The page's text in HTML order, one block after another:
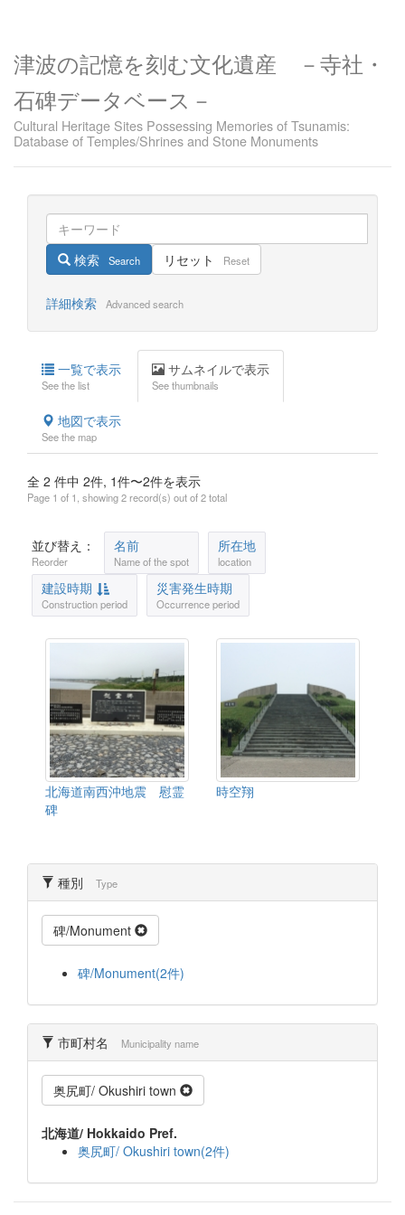
津波の記憶を刻む文化遺産 －寺社・
石碑データベース－
Cultural Heritage Sites Possessing Memories of Tsunamis:
Database of Temples/Shrines and Stone Monuments
検索 Search リセット Reset
詳細検索 Advanced search
一覧で表示
See the list
サムネイルで表示
See thumbnails
地図で表示
See the map
全 2 件中 2件, 1件〜2件を表示
Page 1 of 1, showing 2 record(s) out of 2 total
並び替え：
Reorder
名前
Name of the spot
所在地
location
建設時期
Construction period
災害発生時期
Occurrence period
北海道南西沖地震 慰霊
碑
時空翔
種別 Type
碑/Monument
碑/Monument(2件)
市町村名 Municipality name
奥尻町/ Okushiri town
北海道/ Hokkaido Pref.
奥尻町/ Okushiri town(2件)